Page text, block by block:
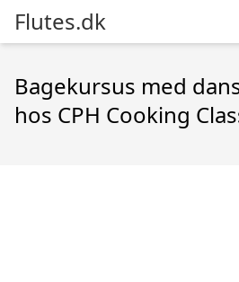
Flutes.dk
Bagekursus med
hos CPH Cooking